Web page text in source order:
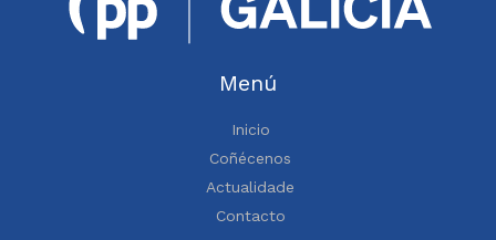
Menú
Inicio
Coñécenos
Actualidade
Contacto